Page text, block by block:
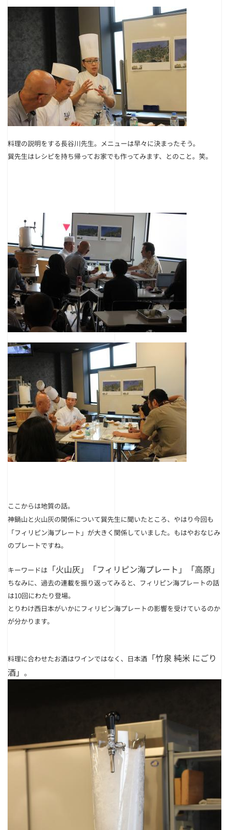
料理の説明をする長谷川先生。 メニューは早々に決まったそう。
巽先生はレシピを持ち帰ってお家でも作ってみます、とのこと。笑。
ここからは地質の話。
神鍋山と火山灰の関係について巽先生に聞いたところ、やはり今回も
「フィリピン海プレート」が大きく関係していました。 もはやおなじみ
のプレートですね。
キーワードは 「火山灰」「フィリピン海プレート」「高原」
ちなみに、過去の連載を振り返ってみると、フィリピン海プレートの話
は10回にわたり登場。
とりわけ西日本がいかにフィリピン海プレートの影響を受けているのか
が分かります。
料理に合わせたお酒はワインではなく、日本酒 「竹泉 純米 にごり
酒」 。